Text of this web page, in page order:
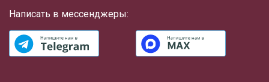
Написать в мессенджеры: